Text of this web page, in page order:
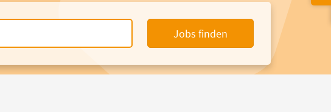
Jobs finden